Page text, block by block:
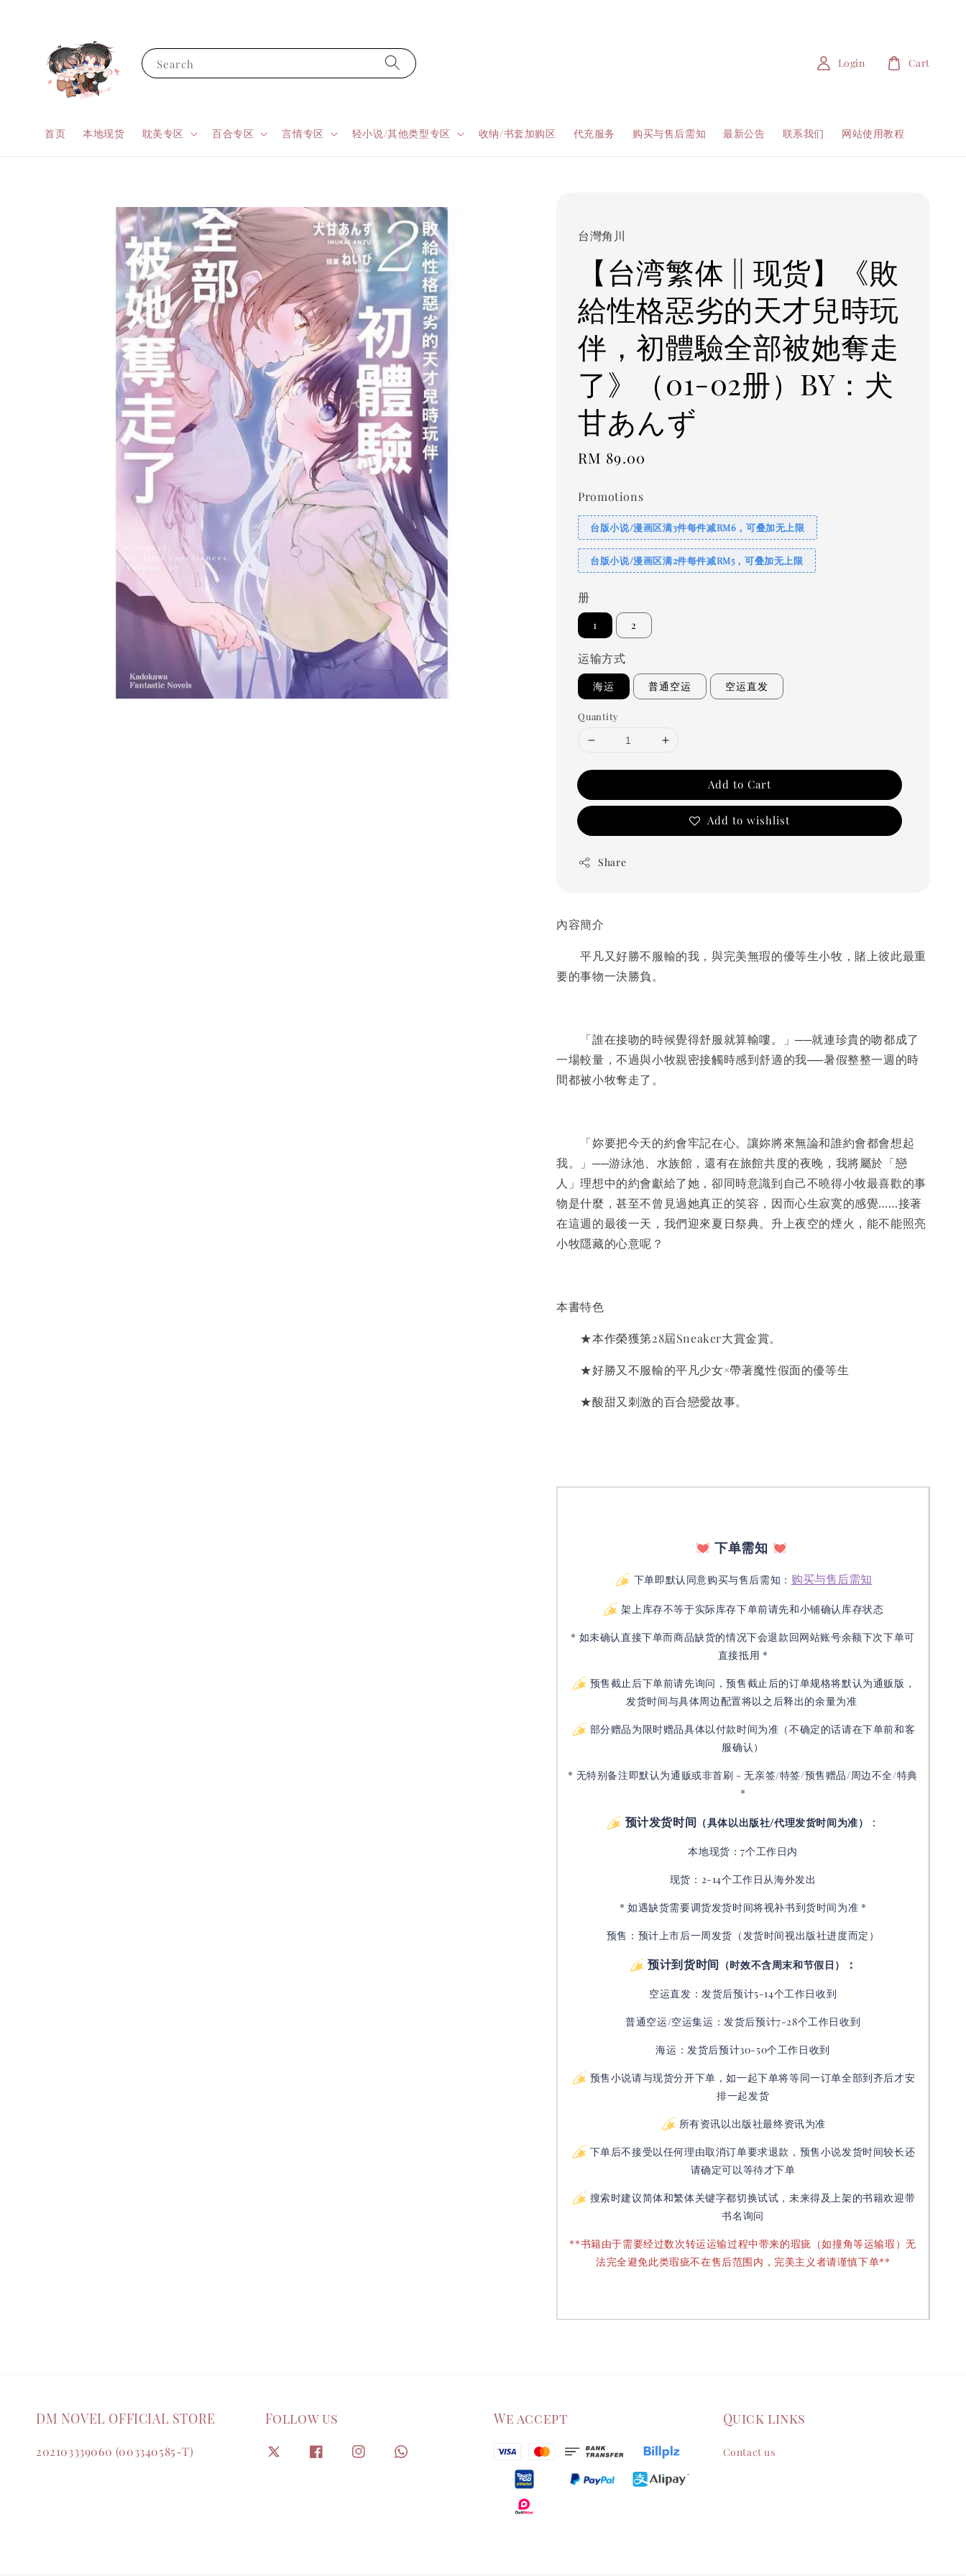
Search
首页 本地现货 耽美专区 百合专区 言情专区 轻小说/其他类型专区 收纳/书套加购区 代充服务 购买与售后需知 最新公告 联系我们 网站使用教程
Login Cart
台灣角川
【台湾繁体 || 现货】《敗
給性格惡劣的天才兒時玩
伴，初體驗全部被她奪走
了》（01-02册）BY：犬
甘あんず
Regular
RM 89.00
Promotions
台版小说/漫画区满3件每件减RM6，可叠加无上限
台版小说/漫画区满2件每件减RM5，可叠加无上限
册
1 2
运输方式
海运 普通空运 空运直发
Quantity
Add to Cart
Add to wishlist
Share
內容簡介
平凡又好勝不服輸的我，與完美無瑕的優等生小牧，賭上彼此最重
要的事物一決勝負。
「誰在接吻的時候覺得舒服就算輸嘍。」──就連珍貴的吻都成了
一場較量，不過與小牧親密接觸時感到舒適的我──暑假整整一週的時
間都被小牧奪走了。
「妳要把今天的約會牢記在心。讓妳將來無論和誰約會都會想起
我。」──游泳池、水族館，還有在旅館共度的夜晚，我將屬於「戀
人」理想中的約會獻給了她，卻同時意識到自己不曉得小牧最喜歡的事
物是什麼，甚至不曾見過她真正的笑容，因而心生寂寞的感覺……接著
在這週的最後一天，我們迎來夏日祭典。升上夜空的煙火，能不能照亮
小牧隱藏的心意呢？
本書特色
★本作榮獲第28屆Sneaker大賞金賞。
★好勝又不服輸的平凡少女×帶著魔性假面的優等生
★酸甜又刺激的百合戀愛故事。
下单需知
下单即默认同意购买与售后需知： 购买与售后需知
架上库存不等于实际库存下单前请先和小铺确认库存状态
* 如未确认直接下单而商品缺货的情况下会退款回网站账号余额下次下单可
直接抵用 *
预售截止后下单前请先询问，预售截止后的订单规格将默认为通贩版，
发货时间与具体周边配置将以之后释出的余量为准
部分赠品为限时赠品具体以付款时间为准（不确定的话请在下单前和客
服确认）
* 无特别备注即默认为通贩或非首刷 - 无亲签/特签/预售赠品/周边不全/特典
*
预计发货时间 （具体以出版社/代理发货时间为准） ：
本地现货：7个工作日内
现货：2-14个工作日从海外发出
* 如遇缺货需要调货发货时间将视补书到货时间为准 *
预售：预计上市后一周发货（发货时间视出版社进度而定 ）
预计到货时间 （时效不含周末和节假日） ：
空运直发：发货后预计5-14个工作日收到
普通空运/空运集运：发货后预计7-28个工作日收到
海运：发货后预计30-50个工作日收到
预售小说请与现货分开下单，如一起下单将等同一订单全部到齐后才安
排一起发货
所有资讯以出版社最终资讯为准
下单后不接受以任何理由取消订单要求退款，预售小说发货时间较长还
请确定可以等待才下单
搜索时建议简体和繁体关键字都切换试试，未来得及上架的书籍欢迎带
书名询问
**书籍由于需要经过数次转运运输过程中带来的瑕疵（如撞角等运输瑕）无
法完全避免此类瑕疵不在售后范围内，完美主义者请谨慎下单**
DM NOVEL OFFICIAL STORE
202103339060 (003340585-T)
Follow us We accept Quick links
Contact us